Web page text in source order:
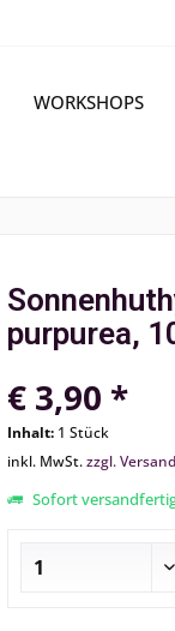
WORKSHOPS
purpurea,
€ 3,90 *
Inhalt: 1 Stück
inkl. MwSt.zzgl.
Sofort